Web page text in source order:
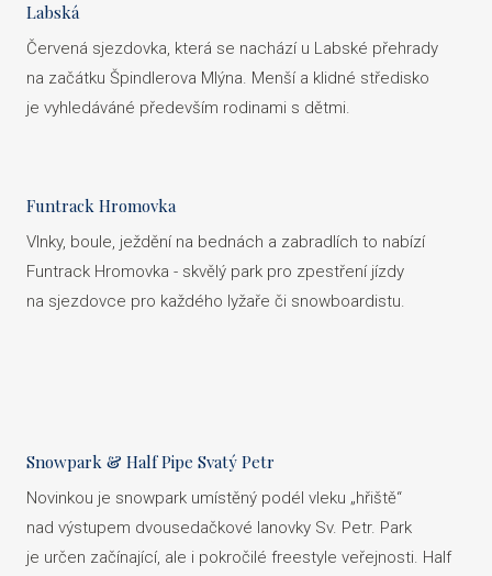
Labská
Červená sjezdovka, která se nachází u Labské přehrady
na začátku Špindlerova Mlýna. Menší a klidné středisko
je vyhledáváné především rodinami s dětmi.
Funtrack Hromovka
Vlnky, boule, ježdění na bednách a zabradlích to nabízí
Funtrack Hromovka - skvělý park pro zpestření jízdy
na sjezdovce pro každého lyžaře či snowboardistu.
Snowpark & Half Pipe Svatý Petr
Novinkou je snowpark umístěný podél vleku „hřiště“
nad výstupem dvousedačkové lanovky Sv. Petr. Park
je určen začínající, ale i pokročilé freestyle veřejnosti. Half